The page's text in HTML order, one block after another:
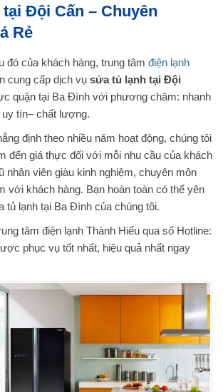
Đội Cấn – Chuyên
Rẻ
đó của khách hàng, trung tâm điện lạnh
cung cấp dịch vụ sửa tủ lạnh tại Đội
quận tại Ba Đình với phương châm: nhanh
tín– chất lượng.
định theo nhiều năm hoạt động, chúng tôi
đến giá thực đối với mỗi nhu cầu của khách
nhân viên giàu kinh nghiệm, chuyên môn
với khách hàng. Bạn hoàn toàn có thể yên
tủ lạnh tại Ba Đình của chúng tôi.
tâm điện lạnh Thành Hiếu qua số Hotline:
phục vụ tốt nhất, hiệu quả nhất ngay